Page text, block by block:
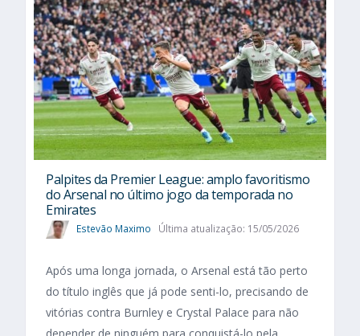
Palpites da Premier League: amplo favoritismo
do Arsenal no último jogo da temporada no
Emirates
Estevão Maximo Última atualização: 15/05/2026
Após uma longa jornada, o Arsenal está tão perto
do título inglês que já pode senti-lo, precisando de
vitórias contra Burnley e Crystal Palace para não